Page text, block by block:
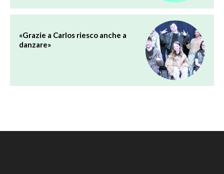
«Grazie a Carlos riesco anche a
danzare»